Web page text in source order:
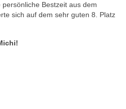
Bestzeit aus dem
sich auf dem sehr guten 8. Platz